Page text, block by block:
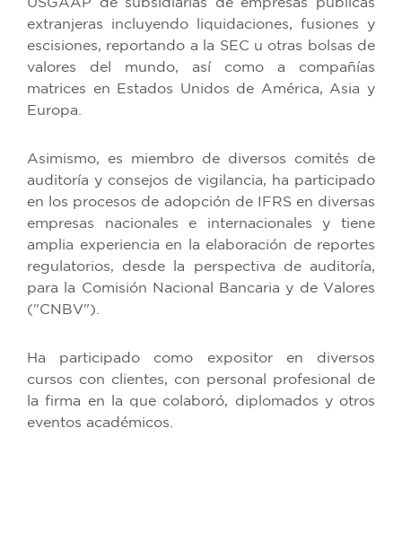
USGAAP de subsidiarias de empresas públicas
extranjeras incluyendo liquidaciones, fusiones y
escisiones, reportando a la SEC u otras bolsas de
valores del mundo, así como a compañías
matrices en Estados Unidos de América, Asia y
Europa.
Asimismo, es miembro de diversos comités de
auditoría y consejos de vigilancia, ha participado
en los procesos de adopción de IFRS en diversas
empresas nacionales e internacionales y tiene
amplia experiencia en la elaboración de reportes
regulatorios, desde la perspectiva de auditoría,
para la Comisión Nacional Bancaria y de Valores
("CNBV").
Ha participado como expositor en diversos
cursos con clientes, con personal profesional de
la firma en la que colaboró, diplomados y otros
eventos académicos.